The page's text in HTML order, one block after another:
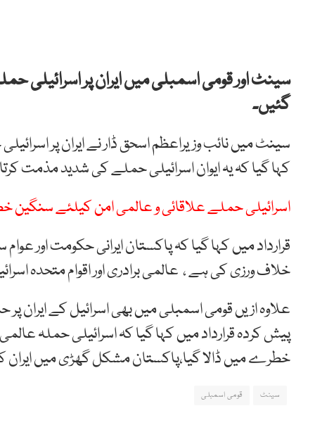
سینٹ اور قومی اسمبلی میں ایران پر اسرائیلی
گئیں۔
سینٹ میں نائب وزیراعظم اسحق ڈار نے ایران پر
کہا گیا کہ یہ ایوان اسرائیلی حملے کی شدید مذمت
اسرائیلی حملے علاقائی و عالمی امن کیلئے سنگین
قرارداد میں کہا گیا کہ پاکستان ایرانی حکومت اور
خلاف ورزی کی ہے ، عالمی برادری اور اقوام متحدہ
علاوہ ازیں قومی اسمبلی میں بھی اسرائیل کے ایران
پیش کردہ قرارداد میں کہا گیا کہ اسرائیلی حملہ
خطرے میں ڈالا گیا،پاکستان مشکل گھڑی میں
سینٹ قومی اسمبلی